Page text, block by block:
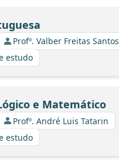
Profº. Valber Freitas Santos
estudo
e Matemático
Profº. André Luis Tatarin
estudo